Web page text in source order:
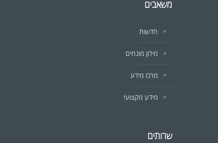
משאבים
חדשות
מילון מונחים
מרכז מידע
מידע מקצועי
שרותים